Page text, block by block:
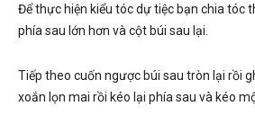
Để thực hiện kiểu tóc dự tiệc bạn chia tóc
phía sau lớn hơn và cột búi sau lại.
Tiếp theo cuốn ngược búi sau tròn lại rồi
xoắn lọn mai rồi kéo lại phía sau và kéo